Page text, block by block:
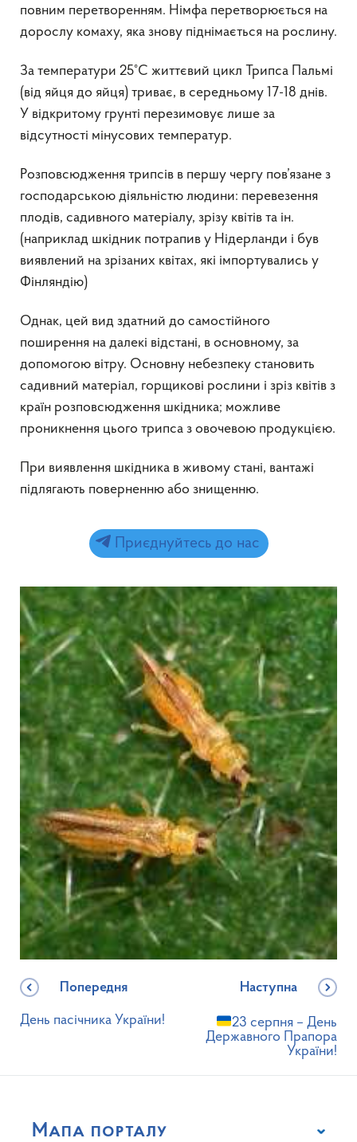
повним перетворенням. Німфа перетворюється на
дорослу комаху, яка знову піднімається на рослину.
За температури 25°С життєвий цикл Трипса Пальмі
(від яйця до яйця) триває, в середньому 17-18 днів.
У відкритому грунті перезимовує лише за
відсутності мінусових температур.
Розповсюдження трипсів в першу чергу пов’язане з
господарською діяльністю людини: перевезення
плодів, садивного матеріалу, зрізу квітів та ін.
(наприклад шкідник потрапив у Нідерланди і був
виявлений на зрізаних квітах, які імпортувались у
Фінляндію)
Однак, цей вид здатний до самостійного
поширення на далекі відстані, в основному, за
допомогою вітру. Основну небезпеку становить
садивний матеріал, горщикові рослини і зріз квітів з
країн розповсюдження шкідника; можливе
проникнення цього трипса з овочевою продукцією.
При виявлення шкідника в живому стані, вантажі
підлягають поверненню або знищенню.
Приєднуйтесь до нас
Попередня
День пасічника України!
Наступна
23 серпня – День
Державного Прапора
України!
Мапа порталу